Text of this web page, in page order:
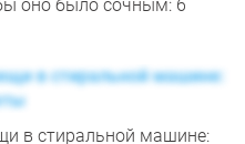
оно было сочным: 6
в стиральной машине: